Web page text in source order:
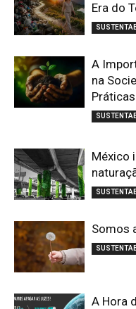
Era do
A
na
Práticas
México
Somos
A Hora